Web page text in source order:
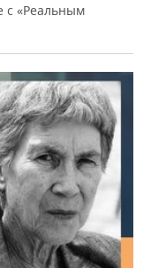
с «Реальным